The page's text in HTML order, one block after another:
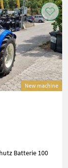
New machine
Batterie 100